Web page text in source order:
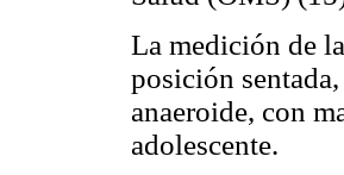
La medición de
posición
anaeroide, con
adolescente.